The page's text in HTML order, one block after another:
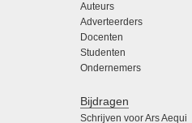
Auteurs
Adverteerders
Docenten
Studenten
Ondernemers
Bijdragen
Schrijven voor Ars Aequi